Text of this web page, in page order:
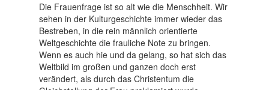
Die Frauenfrage ist so alt wie die Menschheit. Wir
sehen in der Kulturgeschichte immer wieder das
Bestreben, in die rein männlich orientierte
Weltgeschichte die frauliche Note zu bringen.
Wenn es auch hie und da gelang, so hat sich das
Weltbild im großen und ganzen doch erst
verändert, als durch das Christentum die